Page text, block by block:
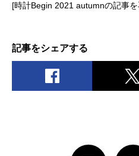
[時計Begin 2021 autumnの記事
記事をシェアする